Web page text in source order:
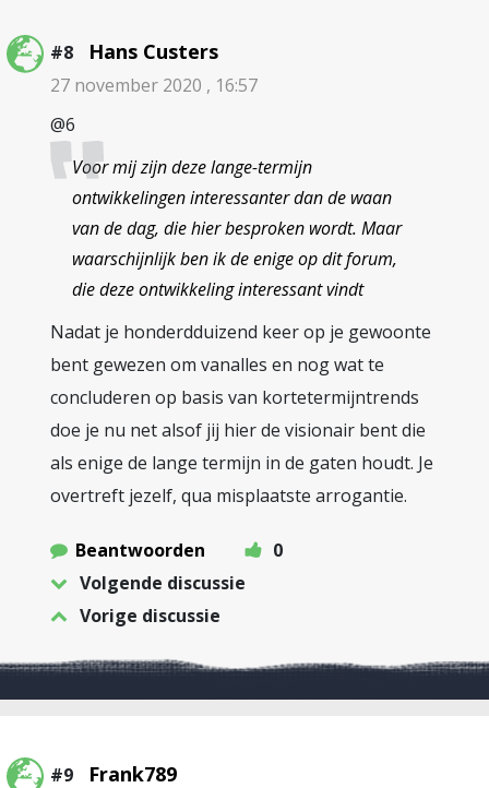
#8 Hans Custers
27 november 2020 , 16:57
@6
Voor mij zijn deze lange-termijn
ontwikkelingen interessanter dan de waan
van de dag, die hier besproken wordt. Maar
waarschijnlijk ben ik de enige op dit forum,
die deze ontwikkeling interessant vindt
Nadat je honderdduizend keer op je gewoonte
bent gewezen om vanalles en nog wat te
concluderen op basis van kortetermijntrends
doe je nu net alsof jij hier de visionair bent die
als enige de lange termijn in de gaten houdt. Je
overtreft jezelf, qua misplaatste arrogantie.
Beantwoorden
0
Volgende discussie
Vorige discussie
#9 Frank789